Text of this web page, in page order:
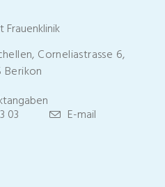
Frauenklinik
Corneliastrasse 6,
Berikon
03 E-mail